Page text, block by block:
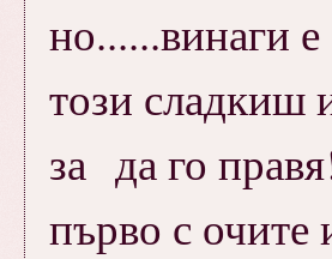
но......винаги
този сладкиш
за да го
първо с